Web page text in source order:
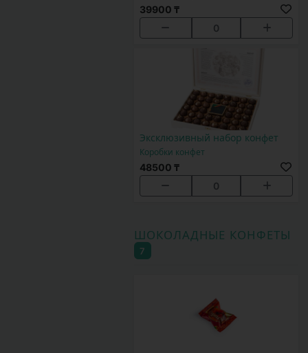
39900 ₸
0
Эксклюзивный набор конфет
Коробки конфет
48500 ₸
0
ШОКОЛАДНЫЕ КОНФЕТЫ
7